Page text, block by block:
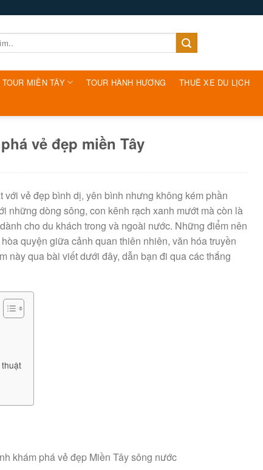
TOUR MIỀN TÂY TOUR HÀNH HƯƠNG THUÊ XE DU LỊCH
vẻ đẹp miền Tây
vẻ đẹp bình dị, yên bình nhưng không kém phần
những dòng sông, con kênh rạch xanh mướt mà còn là
cho du khách trong và ngoài nước. Những điểm nên
quyện giữa cảnh quan thiên nhiên, văn hóa truyền
này qua bài viết dưới đây, dẫn bạn đi qua các thắng